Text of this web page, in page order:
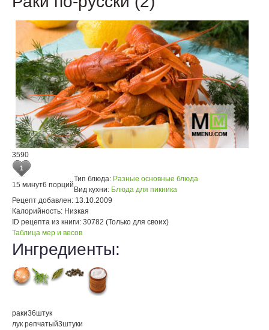
3590
1
15 минут6 порций
Тип блюда: Разные основные блюда
Вид кухни: Блюда для пикника
Рецепт добавлен: 13.10.2009
Калорийность: Низкая
ID рецепта из книги: 30782 (Только для своих)
Таблица мер и весов
Ингредиенты:
раки36штук
лук репчатый3штуки